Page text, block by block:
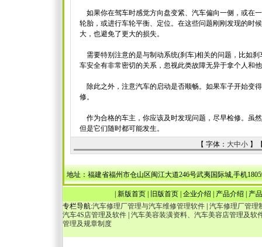
如果你在驾车时感觉方向盘变紧、汽车偏向一侧，或在
轮胎，或进行车轮平衡、定位。在这些问题刚刚发现的时
大，也避免了更大的损失。
需要特别注意的是与制动系统(刹车)相关的问题，比如
车安全有非常密切的关系，忽视此类故障无异于拿个人和
除此之外，注意汽车的启动是否顺畅。如果车子开始变
修。
作为合格的车主，你应该及时发现问题，尽早检修。虽
但是它们随时都可能发生。
【 字体： 大中小】
地址：福建省福州市仓山区闽江大道246号武夷国际城,手机
新版首页| 旧版首页| 企业介绍 产品介绍
产
专栏导航:汽车修理厂管理与汽车维修管理软件 汽车修理厂管理
汽车4S店管理及软件 汽车美容装潢资料、汽车美容店管理及软
管理及规章制度